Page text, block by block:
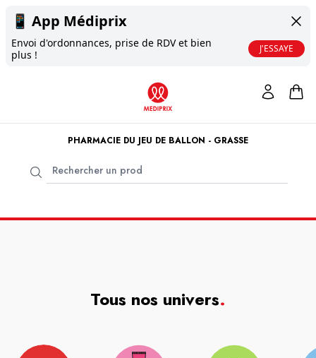
📱 App Médiprix
Envoi d'ordonnances, prise de RDV et bien
plus !
J'ESSAYE
PHARMACIE DU JEU DE BALLON - GRASSE
Tous nos univers.